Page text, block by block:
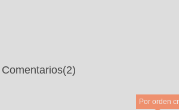
Comentarios(2)
Por orden